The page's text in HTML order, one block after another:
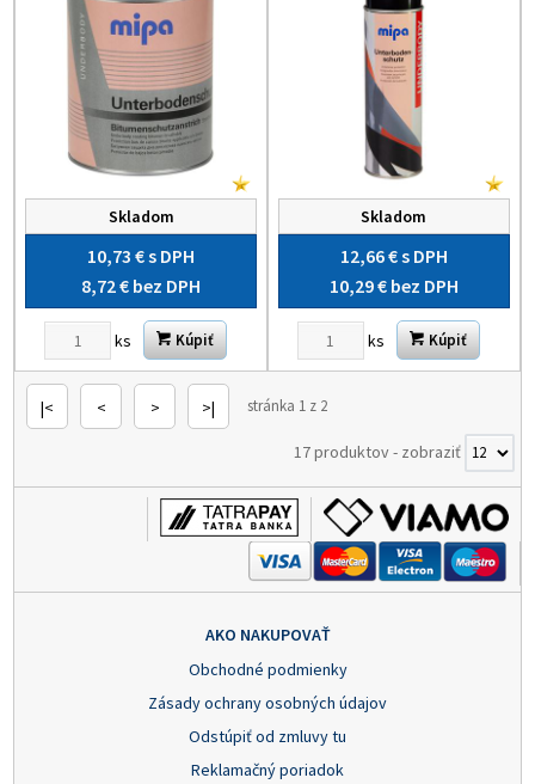
Skladom
10,73 €s DPH
8,72 € bez DPH
ks Kúpiť
Skladom
12,66 €s DPH
10,29 € bez DPH
ks Kúpiť
|< < > >| stránka 1 z 2
17 produktov- zobraziť
AKO NAKUPOVAŤ
Obchodné podmienky
Zásady ochrany osobných údajov
Odstúpiť od zmluvy tu
Reklamačný poriadok